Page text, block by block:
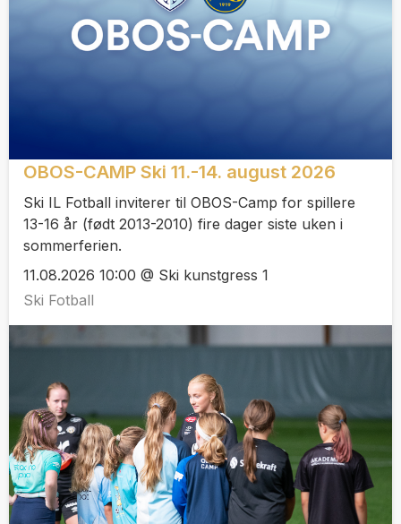
OBOS-CAMP Ski 11.-14. august 2026
Ski IL Fotball inviterer til OBOS-Camp for spillere
13-16 år (født 2013-2010) fire dager siste uken i
sommerferien.
11.08.2026 10:00 @ Ski kunstgress 1
Ski Fotball